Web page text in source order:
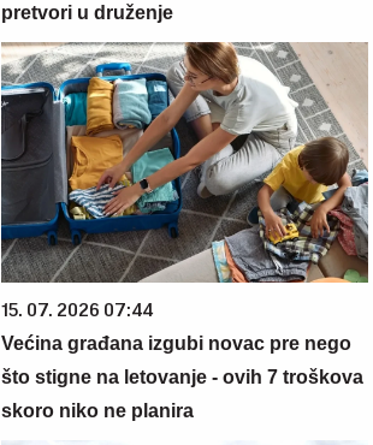
pretvori u druženje
15. 07. 2026 07:44
Većina građana izgubi novac pre nego
što stigne na letovanje - ovih 7 troškova
skoro niko ne planira